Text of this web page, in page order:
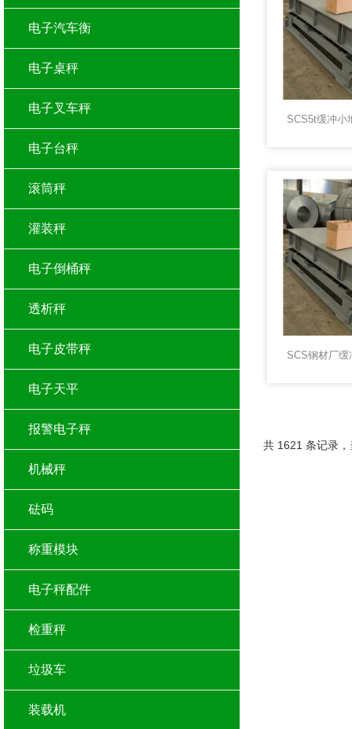
共 1621 条记录
电子汽车衡
电子桌秤
电子叉车秤
电子台秤
滚筒秤
灌装秤
电子倒桶秤
透析秤
电子皮带秤
电子天平
报警电子秤
机械秤
砝码
称重模块
电子秤配件
检重秤
垃圾车
装载机